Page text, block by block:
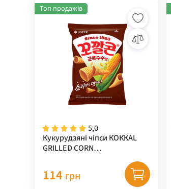
5,0
Кукурудзяні чіпси КОККАL
GRILLED CORN
"LOTTE" 67 г
Топ продажів
114 грн